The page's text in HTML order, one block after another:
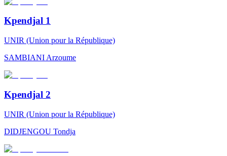
Kpendjal 1
UNIR (Union pour la République)
SAMBIANI Arzoume
Kpendjal 2
UNIR (Union pour la République)
DIDJENGOU Tondja